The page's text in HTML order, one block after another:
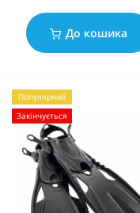
До кошика
Популярний
Закінчується